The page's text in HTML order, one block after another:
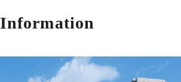
Information